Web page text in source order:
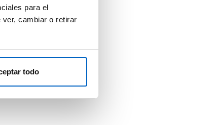
para el
ver, cambiar o retirar
todo